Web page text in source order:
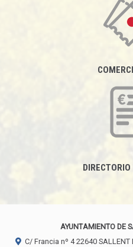
AYUNTAMIENTO DE
C/ Francia nº 422640 SALLENT